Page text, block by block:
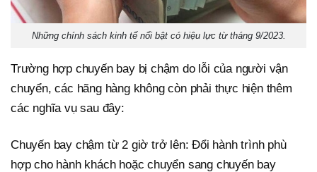
Những chính sách kinh tế nổi bật có hiệu lực từ tháng 9/2023.
Trường hợp chuyến bay bị chậm do lỗi của người vận
chuyển, các hãng hàng không còn phải thực hiện thêm
các nghĩa vụ sau đây:
Chuyến bay chậm từ 2 giờ trở lên: Đổi hành trình phù
hợp cho hành khách hoặc chuyển sang chuyến bay